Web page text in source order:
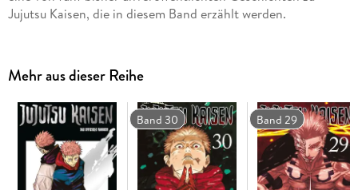
Jujutsu Kaisen, die in diesem Band erzählt werden.
Mehr aus dieser Reihe
Band 30 Band 29